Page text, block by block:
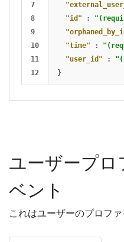
7
8
9
10
11
"id"
:
"time"
:
"user_id"
:
}
ユーザープロ
ベント
これはユーザーのプロファ